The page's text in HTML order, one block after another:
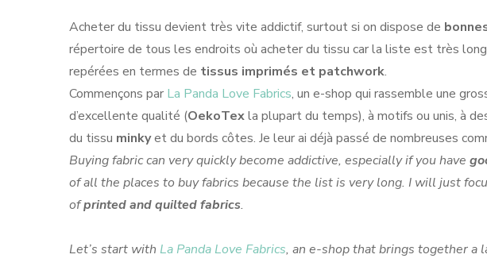
Acheter du tissu devient très vite addictif, surtout si on dispose de
répertoire de tous les endroits où acheter du tissu car la liste est très
repérées en termes de tissus imprimés et patchwork.
Commençons par La Panda Love Fabrics, un e-shop qui rassemble une
d’excellente qualité (OekoTexla plupart du temps), à motifs ou unis, à
du tissu minkyet du bords côtes. Je leur ai déjà passé de nombreuses
Buying fabric can very quickly become addictive, especially if you have
of all the places to buy fabrics because the list is very long. I will just
ofprinted and quilted fabrics.
Let’s start with La Panda Love Fabrics, an e-shop that brings together a